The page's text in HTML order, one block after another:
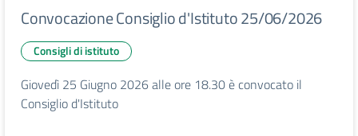
Convocazione Consiglio d'Istituto 25/06/2026
Consigli di istituto
Giovedì 25 Giugno 2026 alle ore 18.30 è convocato il
Consiglio d'Istituto